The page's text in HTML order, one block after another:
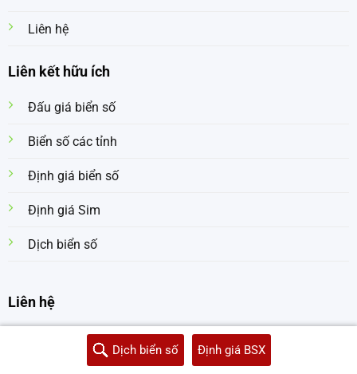
Liên hệ
Liên kết hữu ích
Đấu giá biển số
Biển số các tỉnh
Định giá biển số
Định giá Sim
Dịch biển số
Liên hệ
Liên hệ chúng tôi qua trang liên hệ
Dịch biển số Định giá BSX